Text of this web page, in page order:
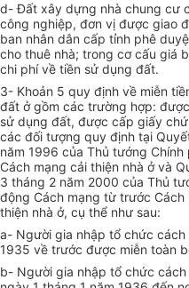
d- Đất xây dựng nhà chung cư
công nghiệp, đơn vị được giao
ban nhân dân cấp tỉnh phê
cho thuê nhà; trong cơ cấu giá
chi phí về tiền sử dụng đất.
3- Khoản 5 quy định về miễn
đất ở gồm các trường hợp:
sử dụng đất, được cấp giấy
các đối tượng quy định tại
năm 1996 của Thủ tướng
Cách mạng cải thiện nhà ở và
3 tháng 2 năm 2000 của Thủ
động Cách mạng từ trước
thiện nhà ở, cụ thể như sau:
a- Người gia nhập tổ chức
1935 về trước được miễn toàn
b- Người gia nhập tổ chức